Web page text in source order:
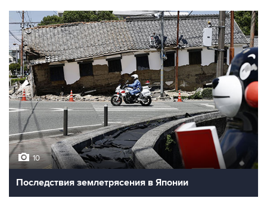
10
Последствия землетрясения в Японии